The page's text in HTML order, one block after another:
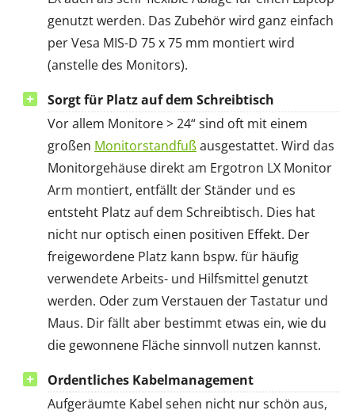
genutzt werden. Das Zubehör wird ganz einfach
per Vesa MIS-D 75 x 75 mm montiert wird
(anstelle des Monitors).
Sorgt für Platz auf dem Schreibtisch
Vor allem Monitore > 24“ sind oft mit einem
großen Monitorstandfußausgestattet. Wird das
Monitorgehäuse direkt am Ergotron LX Monitor
Arm montiert, entfällt der Ständer und es
entsteht Platz auf dem Schreibtisch. Dies hat
nicht nur optisch einen positiven Effekt. Der
freigewordene Platz kann bspw. für häufig
verwendete Arbeits- und Hilfsmittel genutzt
werden. Oder zum Verstauen der Tastatur und
Maus. Dir fällt aber bestimmt etwas ein, wie du
die gewonnene Fläche sinnvoll nutzen kannst.
Ordentliches Kabelmanagement
Aufgeräumte Kabel sehen nicht nur schön aus,